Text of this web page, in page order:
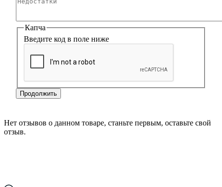
Капча
Введите код в поле ниже
Продолжить
Нет отзывов о данном товаре, станьте первым, оставьте свой
отзыв.